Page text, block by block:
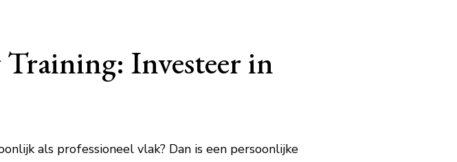
Investeer in
als professioneel vlak? Dan is een persoonlijke